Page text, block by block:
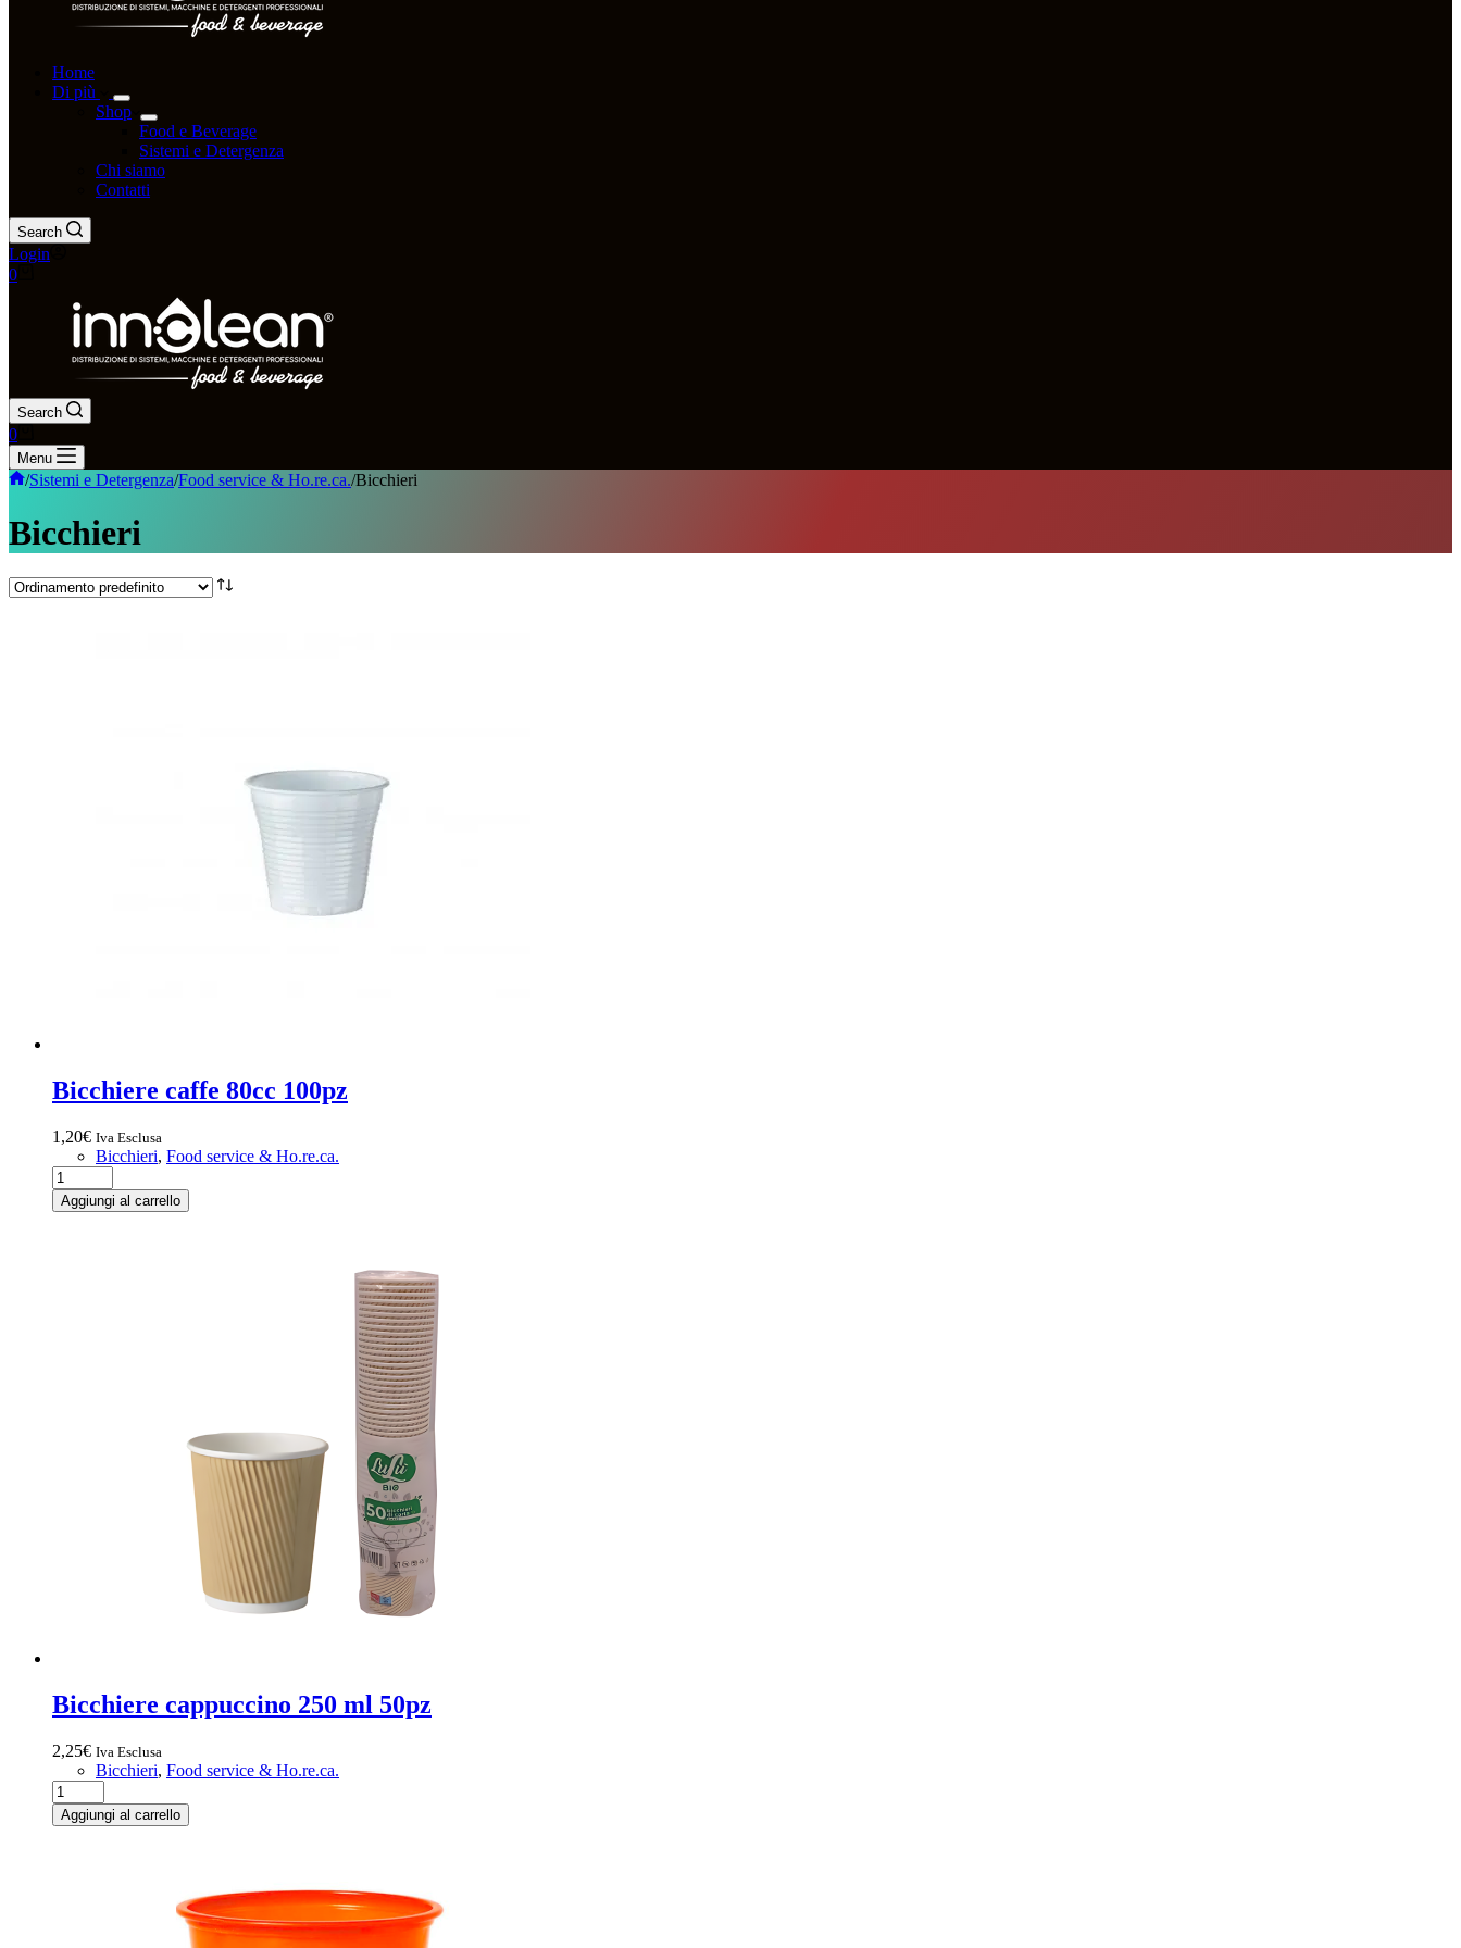
Home
Di più
Shop
Food e Beverage
Sistemi e Detergenza
Chi siamo
Contatti
Search
Login
Carrello
0
Search
Carrello
0
Menu
Home
/Sistemi e Detergenza/Food service & Ho.re.ca./Bicchieri
Bicchieri
Bicchiere caffe 80cc 100pz
1,20€ Iva Esclusa
Bicchieri, Food service & Ho.re.ca.
Bicchiere
caffe
80cc
Aggiungi al carrello
Bicchiere cappuccino 250 ml 50pz
2,25€ Iva Esclusa
Bicchieri, Food service & Ho.re.ca.
Bicchiere
cappuccino
250
Aggiungi al carrello